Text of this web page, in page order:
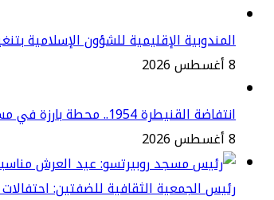
المندوبية الإقليمية للشؤون الإسلامية
8 أغسطس 2026
انتفاضة القنيطرة 1954.. محطة بارزة في مسار المقاومة الوطنية ضد الاستعمار
8 أغسطس 2026
رئيس الجمعية الثقافية للضفتين: